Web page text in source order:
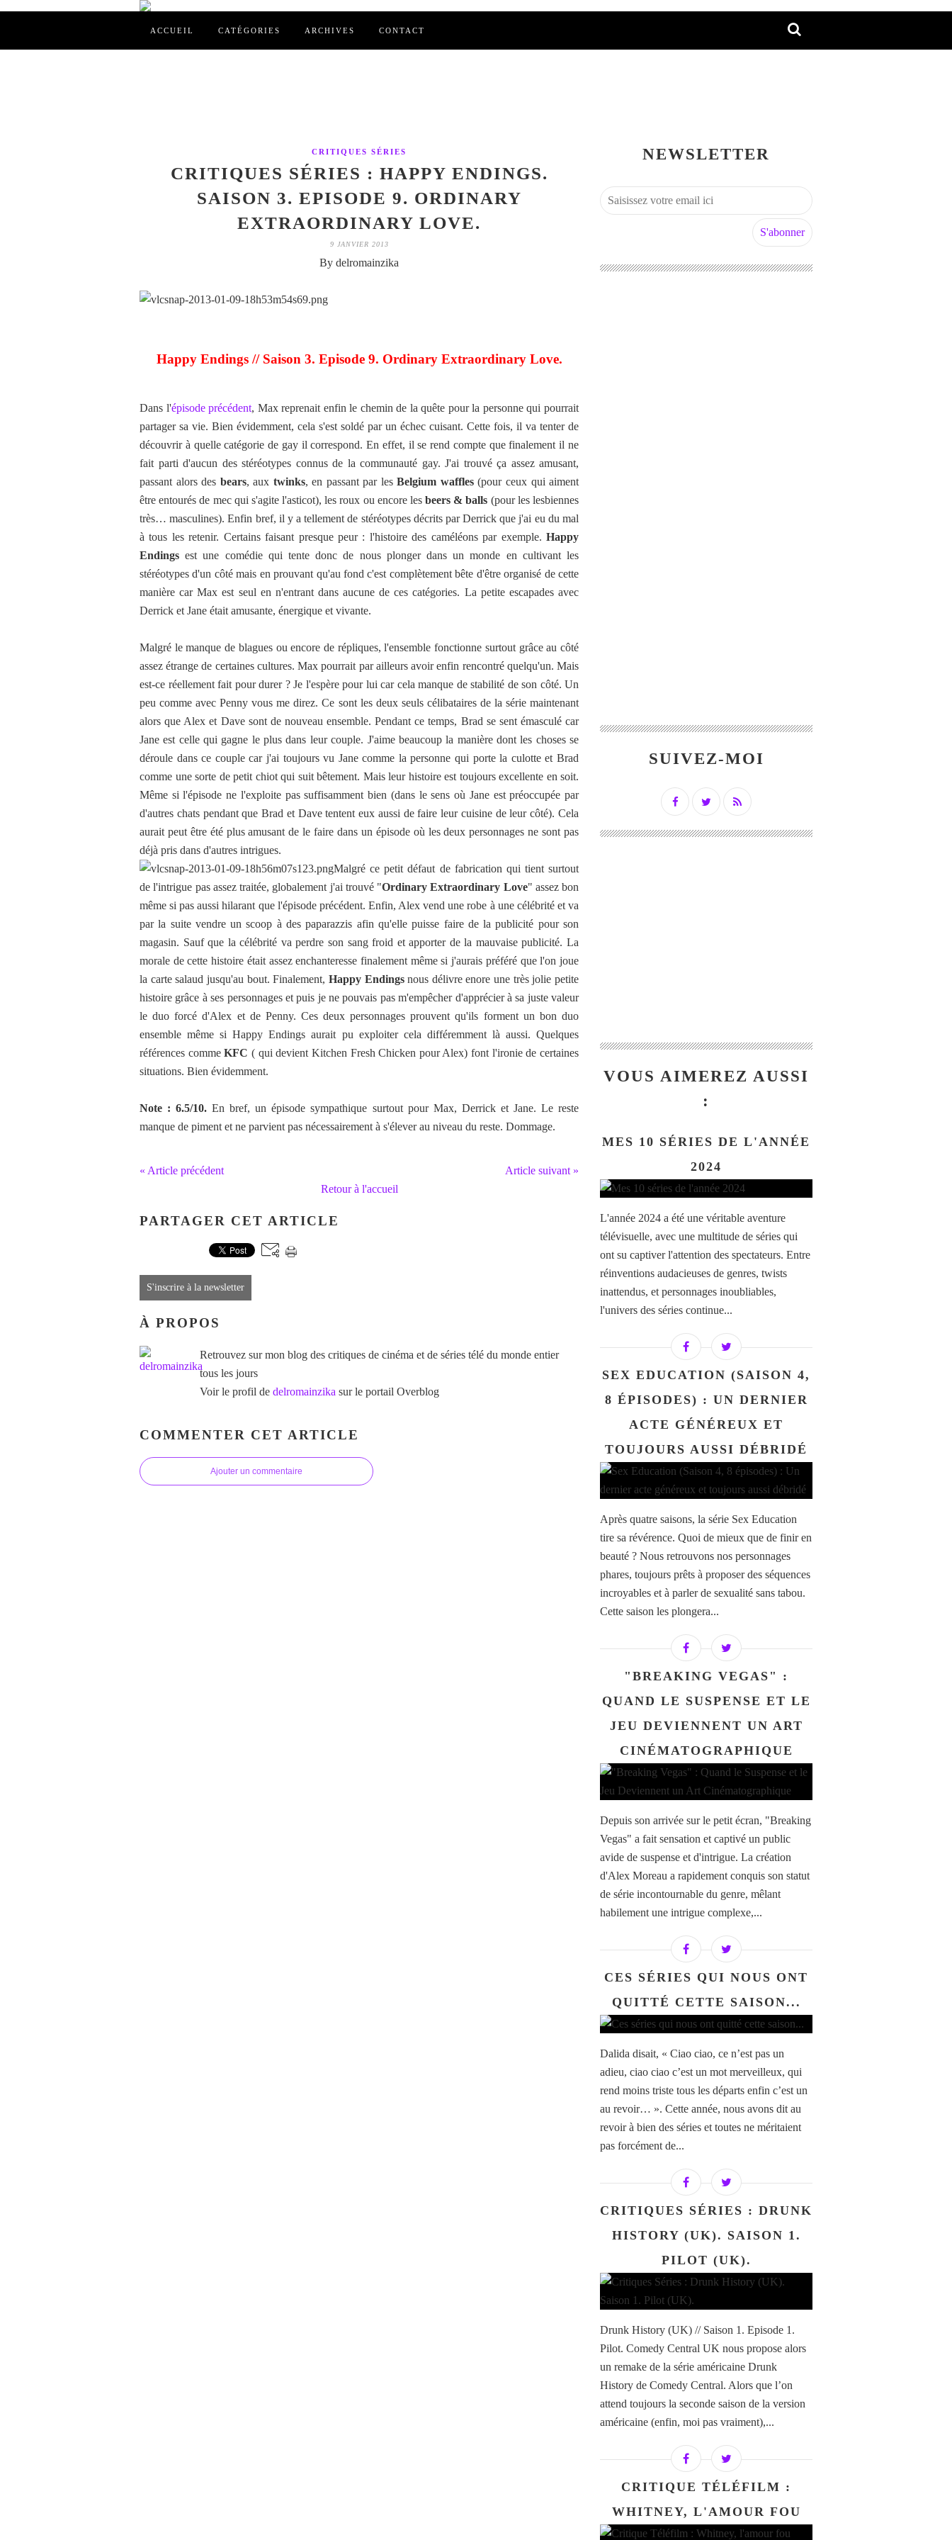
ACCUEIL CATÉGORIES ARCHIVES CONTACT
CRITIQUES SÉRIES
CRITIQUES SÉRIES : HAPPY ENDINGS.
SAISON 3. EPISODE 9. ORDINARY
EXTRAORDINARY LOVE.
9 JANVIER 2013
By delromainzika
Happy Endings // Saison 3. Episode 9. Ordinary Extraordinary Love.
Dans l'épisode précédent, Max reprenait enfin le chemin de la quête pour la personne qui pourrait
partager sa vie. Bien évidemment, cela s'est soldé par un échec cuisant. Cette fois, il va tenter de
découvrir à quelle catégorie de gay il correspond. En effet, il se rend compte que finalement il ne
fait parti d'aucun des stéréotypes connus de la communauté gay. J'ai trouvé ça assez amusant,
passant alors des bears, aux twinks, en passant par lesBelgium waffles(pour ceux qui aiment
être entourés de mec qui s'agite l'asticot), les roux ou encore lesbeers & balls (pour les lesbiennes
très… masculines). Enfin bref, il y a tellement de stéréotypes décrits par Derrick que j'ai eu du mal
à tous les retenir. Certains faisant presque peur : l'histoire des caméléons par exemple. Happy
Endings est une comédie qui tente donc de nous plonger dans un monde en cultivant les
stéréotypes d'un côté mais en prouvant qu'au fond c'est complètement bête d'être organisé de cette
manière car Max est seul en n'entrant dans aucune de ces catégories. La petite escapades avec
Derrick et Jane était amusante, énergique et vivante.
Malgré le manque de blagues ou encore de répliques, l'ensemble fonctionne surtout grâce au côté
assez étrange de certaines cultures. Max pourrait par ailleurs avoir enfin rencontré quelqu'un. Mais
est-ce réellement fait pour durer ? Je l'espère pour lui car cela manque de stabilité de son côté. Un
peu comme avec Penny vous me direz. Ce sont les deux seuls célibataires de la série maintenant
alors que Alex et Dave sont de nouveau ensemble. Pendant ce temps, Brad se sent émasculé car
Jane est celle qui gagne le plus dans leur couple. J'aime beaucoup la manière dont les choses se
déroule dans ce couple car j'ai toujours vu Jane comme la personne qui porte la culotte et Brad
comme une sorte de petit chiot qui suit bêtement. Mais leur histoire est toujours excellente en soit.
Même si l'épisode ne l'exploite pas suffisamment bien (dans le sens où Jane est préoccupée par
d'autres chats pendant que Brad et Dave tentent eux aussi de faire leur cuisine de leur côté). Cela
aurait peut être été plus amusant de le faire dans un épisode où les deux personnages ne sont pas
déjà pris dans d'autres intrigues.
Malgré ce petit défaut de fabrication qui tient surtout
de l'intrigue pas assez traitée, globalement j'ai trouvé "Ordinary Extraordinary Love" assez bon
même si pas aussi hilarant que l'épisode précédent. Enfin, Alex vend une robe à une célébrité et va
par la suite vendre un scoop à des paparazzis afin qu'elle puisse faire de la publicité pour son
magasin. Sauf que la célébrité va perdre son sang froid et apporter de la mauvaise publicité. La
morale de cette histoire était assez enchanteresse finalement même si j'aurais préféré que l'on joue
la carte salaud jusqu'au bout. Finalement, Happy Endingsnous délivre enore une très jolie petite
histoire grâce à ses personnages et puis je ne pouvais pas m'empêcher d'apprécier à sa juste valeur
le duo forcé d'Alex et de Penny. Ces deux personnages prouvent qu'ils forment un bon duo
ensemble même si Happy Endings aurait pu exploiter cela différemment là aussi. Quelques
références commeKFC ( qui devient Kitchen Fresh Chicken pour Alex) font l'ironie de certaines
situations. Bien évidemment.
Note : 6.5/10. En bref, un épisode sympathique surtout pour Max, Derrick et Jane. Le reste
manque de piment et ne parvient pas nécessairement à s'élever au niveau du reste. Dommage.
« Article précédent
Article suivant »
Retour à l'accueil
PARTAGER CET ARTICLE
S'inscrire à la newsletter
À PROPOS
Retrouvez sur mon blog des critiques de cinéma et de séries télé du monde entier
tous les jours
Voir le profil de delromainzika sur le portail Overblog
COMMENTER CET ARTICLE
Ajouter un commentaire
NEWSLETTER
SUIVEZ-MOI
VOUS AIMEREZ AUSSI
:
MES 10 SÉRIES DE L'ANNÉE
2024
L'année 2024 a été une véritable aventure
télévisuelle, avec une multitude de séries qui
ont su captiver l'attention des spectateurs. Entre
réinventions audacieuses de genres, twists
inattendus, et personnages inoubliables,
l'univers des séries continue...
SEX EDUCATION (SAISON 4,
8 ÉPISODES) : UN DERNIER
ACTE GÉNÉREUX ET
TOUJOURS AUSSI DÉBRIDÉ
Après quatre saisons, la série Sex Education
tire sa révérence. Quoi de mieux que de finir en
beauté ? Nous retrouvons nos personnages
phares, toujours prêts à proposer des séquences
incroyables et à parler de sexualité sans tabou.
Cette saison les plongera...
"BREAKING VEGAS" :
QUAND LE SUSPENSE ET LE
JEU DEVIENNENT UN ART
CINÉMATOGRAPHIQUE
Depuis son arrivée sur le petit écran, "Breaking
Vegas" a fait sensation et captivé un public
avide de suspense et d'intrigue. La création
d'Alex Moreau a rapidement conquis son statut
de série incontournable du genre, mêlant
habilement une intrigue complexe,...
CES SÉRIES QUI NOUS ONT
QUITTÉ CETTE SAISON...
Dalida disait, « Ciao ciao, ce n’est pas un
adieu, ciao ciao c’est un mot merveilleux, qui
rend moins triste tous les départs enfin c’est un
au revoir… ». Cette année, nous avons dit au
revoir à bien des séries et toutes ne méritaient
pas forcément de...
CRITIQUES SÉRIES : DRUNK
HISTORY (UK). SAISON 1.
PILOT (UK).
Drunk History (UK) // Saison 1. Episode 1.
Pilot. Comedy Central UK nous propose alors
un remake de la série américaine Drunk
History de Comedy Central. Alors que l’on
attend toujours la seconde saison de la version
américaine (enfin, moi pas vraiment),...
CRITIQUE TÉLÉFILM :
WHITNEY, L'AMOUR FOU